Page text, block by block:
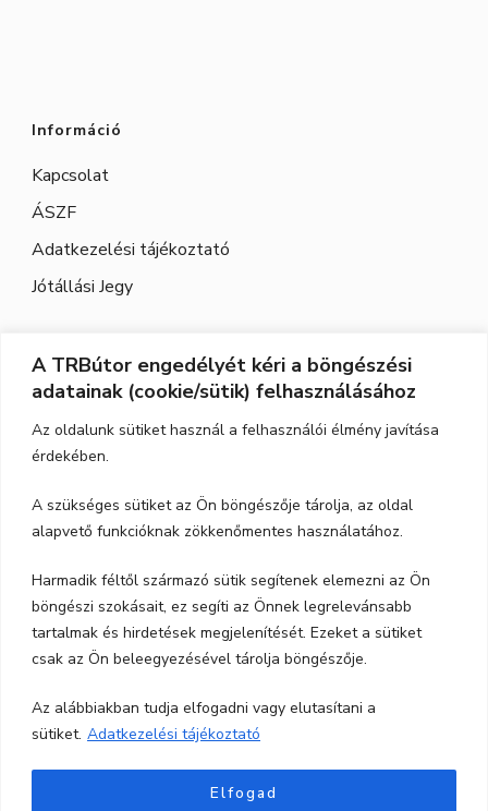
A TRBútor engedélyét kéri a böngészési
adatainak (cookie/sütik) felhasználásához
Az oldalunk sütiket használ a felhasználói élmény javítása
érdekében.
A szükséges sütiket az Ön böngészője tárolja, az oldal
alapvető funkcióknak zökkenőmentes használatához.
Harmadik féltől származó sütik segítenek elemezni az Ön
böngészi szokásait, ez segíti az Önnek legrelevánsabb
tartalmak és hirdetések megjelenítését. Ezeket a sütiket
csak az Ön beleegyezésével tárolja böngészője.
Az alábbiakban tudja elfogadni vagy elutasítani a
sütiket. Adatkezelési tájékoztató
Elfogad
Információ
Kapcsolat
ÁSZF
Adatkezelési tájékoztató
Jótállási Jegy
Elérhetőség
Cím: 3526 Miskolc, Szeles utca 71.
Nyitvatartás:
Telefon:06-70-615-6771
email:trbutor1@gmail.com
Minden jog fentartva TRBútor.hu